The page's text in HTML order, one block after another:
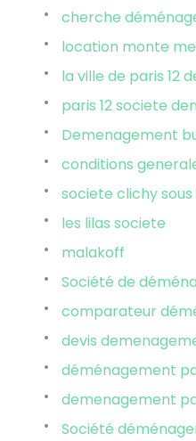
cherche
location monte
la ville de paris 12
paris 12 societe
Demenagement
conditions
societe clichy sous
les lilas societe
malakoff
Société de
comparateur
devis
déménagement
demenagement
Société